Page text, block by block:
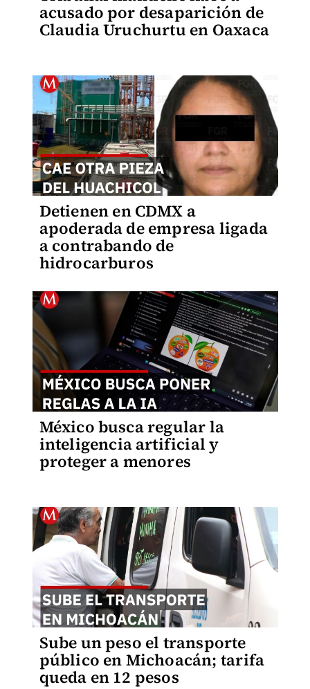
acusado por desaparición de
Claudia Uruchurtu en Oaxaca
Detienen en CDMX a
apoderada de empresa ligada
a contrabando de
hidrocarburos
México busca regular la
inteligencia artificial y
proteger a menores
Sube un peso el transporte
público en Michoacán; tarifa
queda en 12 pesos